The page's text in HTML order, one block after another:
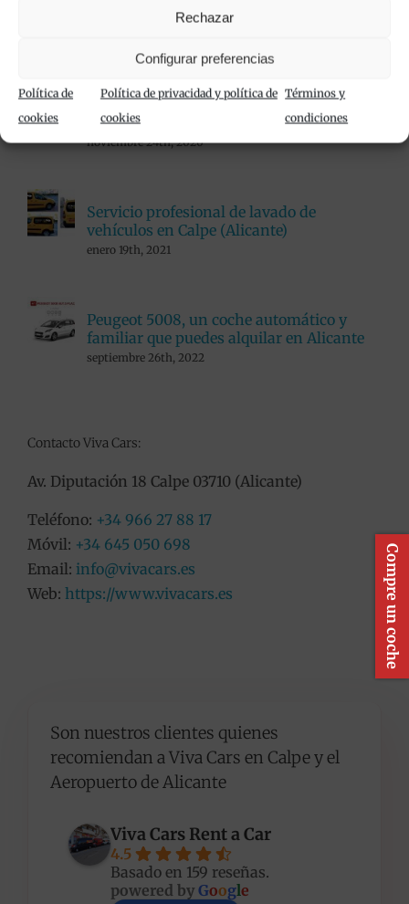
Rechazar
Configurar preferencias
Política de
cookies
Política de privacidad y política de
cookies
Términos y
condiciones
Popular
Alquiler de furgonetas en Calpe con Viva
Cars
noviembre 24th, 2020
Servicio profesional de lavado de
vehículos en Calpe (Alicante)
enero 19th, 2021
Peugeot 5008, un coche automático y
familiar que puedes alquilar en Alicante
septiembre 26th, 2022
Contacto Viva Cars:
Av. Diputación 18 Calpe 03710 (Alicante)
Teléfono: +34 966 27 88 17
Móvil: +34 645 050 698
Email: info@vivacars.es
Web: https://www.vivacars.es
Son nuestros clientes quienes
recomiendan a Viva Cars en Calpe y el
Aeropuerto de Alicante
Viva Cars Rent a Car
4.5
Basado en 159 reseñas.
powered byGoogle
Compre un coche